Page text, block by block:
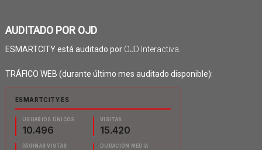
AUDITADO POR OJD
ESMARTCITY está auditado por OJD Interactiva
TRÁFICO WEB (durante último mes auditado disponible):